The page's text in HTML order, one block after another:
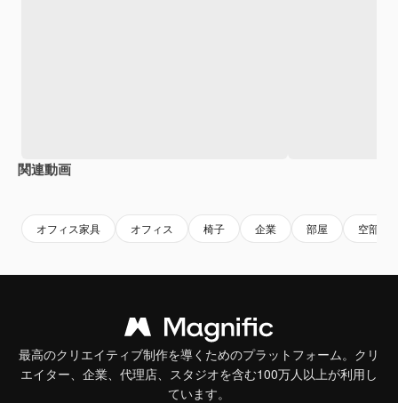
関連動画
オフィス家具 オフィス 椅子 企業 部屋 空部屋
最高のクリエイティブ制作を導くためのプラットフォーム。クリ
エイター、企業、代理店、スタジオを含む100万人以上が利用し
ています。